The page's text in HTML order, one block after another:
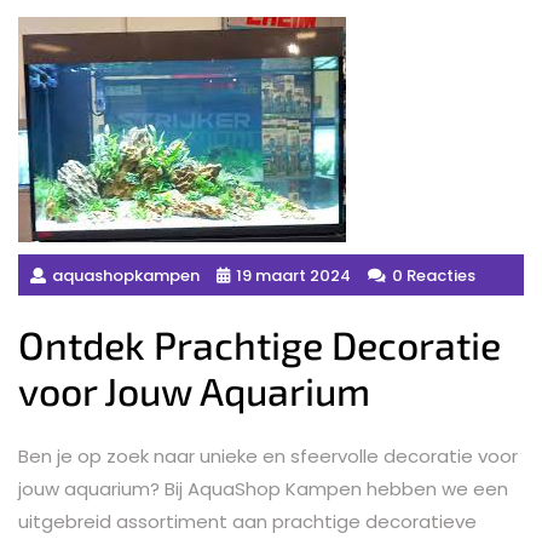
aquashopkampen 19 maart 2024 0 Reacties
Ontdek Prachtige Decoratie
voor Jouw Aquarium
Ben je op zoek naar unieke en sfeervolle decoratie voor
jouw aquarium? Bij AquaShop Kampen hebben we een
uitgebreid assortiment aan prachtige decoratieve